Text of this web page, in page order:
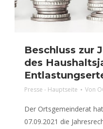
Beschluss zur
des
Presse - Hauptseite Von
Der Ortsgemeinderat
07.09.2021 die